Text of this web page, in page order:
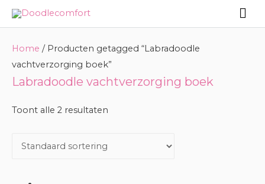
Doorgaan
Home / Producten getagged “Labradoodle
vachtverzorging boek”
Labradoodle vachtverzorging boek
Toont alle 2 resultaten